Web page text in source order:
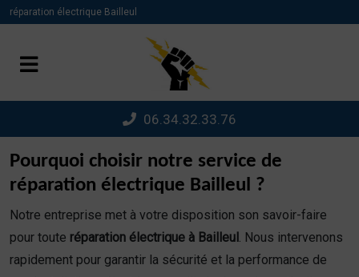
réparation électrique Bailleul
06.34.32.33.76
Pourquoi choisir notre service de
réparation électrique Bailleul ?
Notre entreprise met à votre disposition son savoir-faire
pour toute réparation électrique à Bailleul . Nous intervenons
rapidement pour garantir la sécurité et la performance de
Panneau de gestion des cookies